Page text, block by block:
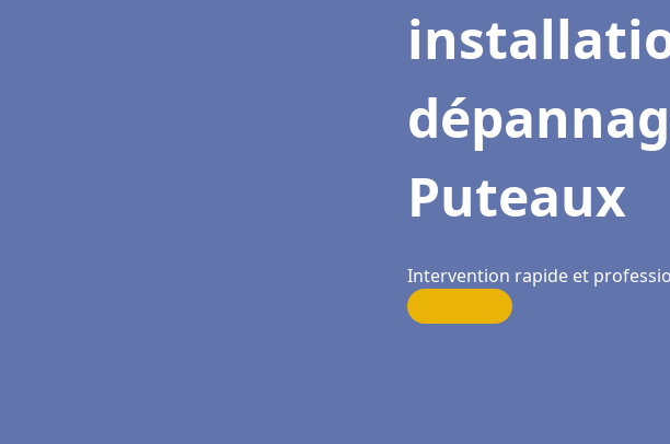
Puteaux
Intervention rapide et